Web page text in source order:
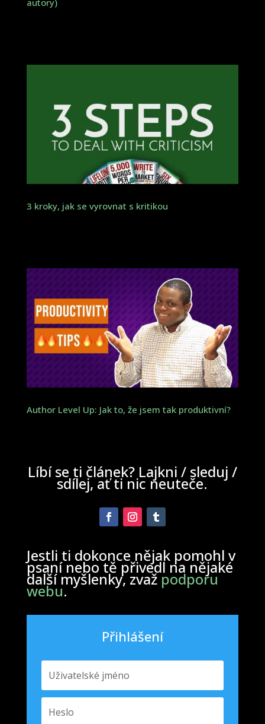
3 kroky, jak se vyrovnat s kritikou
Author Level Up: Jak to, že jsem tak produktivní?
Líbí se ti článek? Lajkni / sleduj /
sdílej, ať ti nic neuteče.
Jestli ti dokonce nějak pomohl v
psaní nebo tě přivedl na nějaké
další myšlenky, zvažpodporu
webu.
Přihlášení